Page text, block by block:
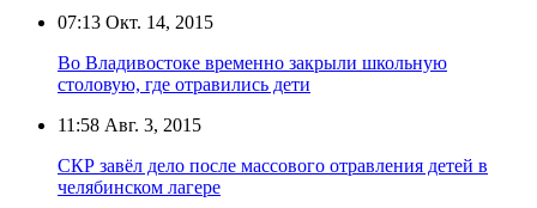
07:13 Окт. 14, 2015
Во Владивостоке временно закрыли школьную
столовую, где отравились дети
11:58 Авг. 3, 2015
СКР завёл дело после массового отравления детей в
челябинском лагере